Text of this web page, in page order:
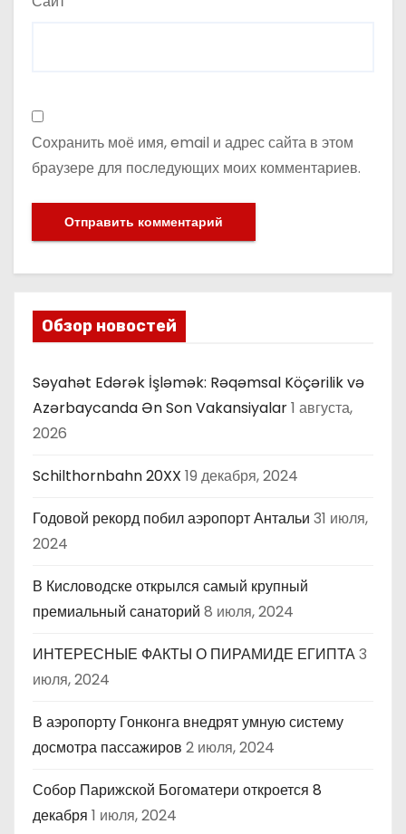
Сохранить моё имя, email и адрес сайта в этом
браузере для последующих моих комментариев.
Обзор новостей
Səyahət Edərək İşləmək: Rəqəmsal Köçərilik və
Azərbaycanda Ən Son Vakansiyalar1 августа,
2026
Schilthornbahn 20XX 19 декабря, 2024
Годовой рекорд побил аэропорт Антальи 31 июля,
2024
В Кисловодске открылся самый крупный
премиальный санаторий 8 июля, 2024
ИНТЕРЕСНЫЕ ФАКТЫ О ПИРАМИДЕ ЕГИПТА3
июля, 2024
В аэропорту Гонконга внедрят умную систему
досмотра пассажиров 2 июля, 2024
Собор Парижской Богоматери откроется 8
декабря 1 июля, 2024